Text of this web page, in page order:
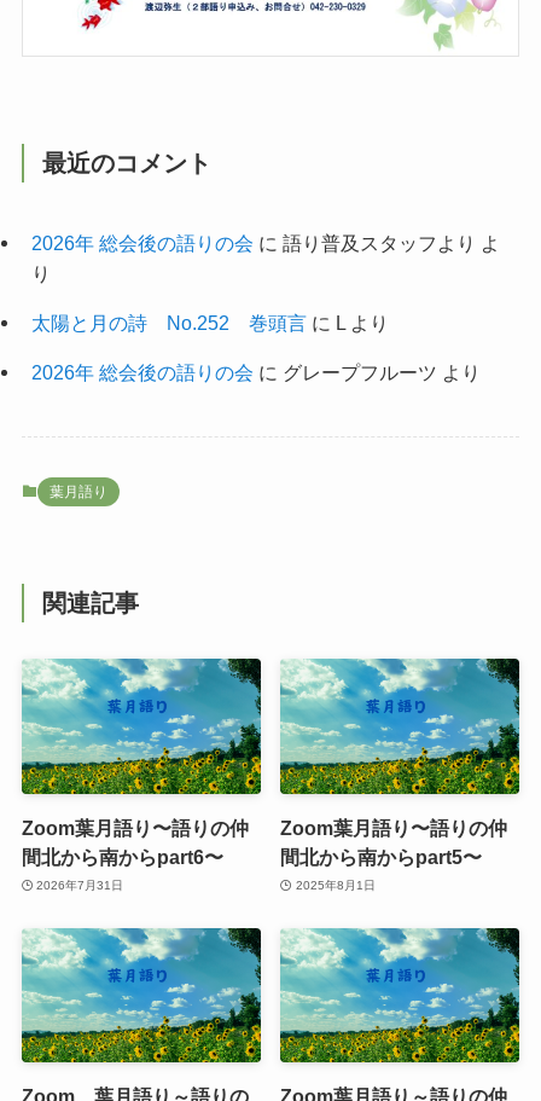
最近のコメント
2026年 総会後の語りの会 に 語り普及スタッフより よ
り
太陽と月の詩 No.252 巻頭言に Lより
2026年 総会後の語りの会 に グレープフルーツ より
葉月語り
関連記事
Zoom葉月語り〜語りの仲
間北から南からpart6〜
2026年7月31日
Zoom葉月語り〜語りの仲
間北から南からpart5〜
2025年8月1日
Zoom 葉月語り～語りの Zoom葉月語り～語りの仲